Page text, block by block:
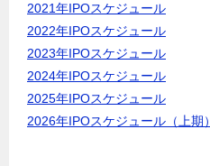
2021年IPOスケジュール
2022年IPOスケジュール
2023年IPOスケジュール
2024年IPOスケジュール
2025年IPOスケジュール
2026年IPOスケジュール（上期）